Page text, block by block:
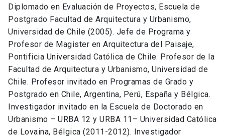
Diplomado en Evaluación de Proyectos, Escuela de
Postgrado Facultad de Arquitectura y Urbanismo,
Universidad de Chile (2005). Jefe de Programa y
Profesor de Magister en Arquitectura del Paisaje,
Pontificia Universidad Católica de Chile. Profesor de la
Facultad de Arquitectura y Urbanismo, Universidad de
Chile. Profesor invitado en Programas de Grado y
Postgrado en Chile, Argentina, Perú, España y Bélgica.
Investigador invitado en la Escuela de Doctorado en
Urbanismo – URBA 12 y URBA 11– Universidad Católica
de Lovaina, Bélgica (2011-2012). Investigador